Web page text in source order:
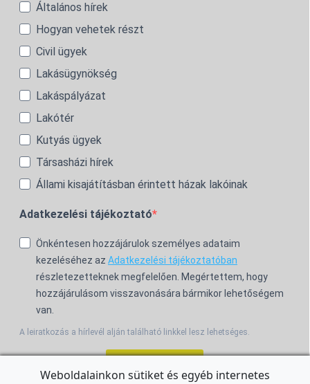
Általános hírek
Hogyan vehetek részt
Civil ügyek
Lakásügynökség
Lakáspályázat
Lakótér
Kutyás ügyek
Társasházi hírek
Állami kisajátításban érintett házak lakóinak
Adatkezelési tájékoztató
Önkéntesen hozzájárulok személyes adataim
kezeléséhez az Adatkezelési tájékoztatóban
részletezetteknek megfelelően. Megértettem, hogy
hozzájárulásom visszavonására bármikor lehetőségem
van.
A leiratkozás a hírlevél alján található linkkel lesz lehetséges.
Weboldalainkon sütiket és egyéb internetes